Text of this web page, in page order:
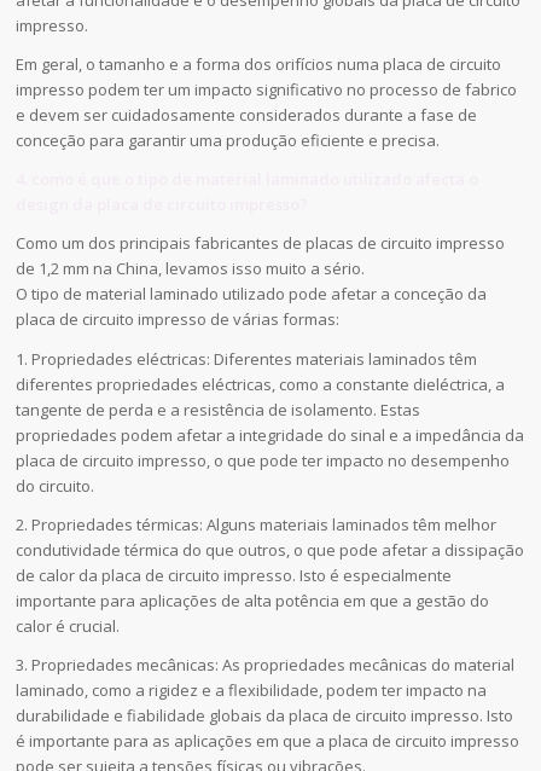
impresso.
Em geral, o tamanho e a forma dos orifícios numa placa de circuito
impresso podem ter um impacto significativo no processo de fabrico
e devem ser cuidadosamente considerados durante a fase de
conceção para garantir uma produção eficiente e precisa.
Como um dos principais fabricantes de placas de circuito impresso
de 1,2 mm na China, levamos isso muito a sério.
O tipo de material laminado utilizado pode afetar a conceção da
placa de circuito impresso de várias formas:
1. Propriedades eléctricas: Diferentes materiais laminados têm
diferentes propriedades eléctricas, como a constante dieléctrica, a
tangente de perda e a resistência de isolamento. Estas
propriedades podem afetar a integridade do sinal e a impedância da
placa de circuito impresso, o que pode ter impacto no desempenho
do circuito.
2. Propriedades térmicas: Alguns materiais laminados têm melhor
condutividade térmica do que outros, o que pode afetar a dissipação
de calor da placa de circuito impresso. Isto é especialmente
importante para aplicações de alta potência em que a gestão do
calor é crucial.
3. Propriedades mecânicas: As propriedades mecânicas do material
laminado, como a rigidez e a flexibilidade, podem ter impacto na
durabilidade e fiabilidade globais da placa de circuito impresso. Isto
é importante para as aplicações em que a placa de circuito impresso
pode ser sujeita a tensões físicas ou vibrações.